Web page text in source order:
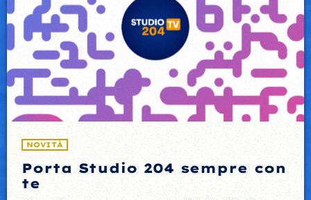
NOVITÀ
Porta Studio 204 sempre con
te